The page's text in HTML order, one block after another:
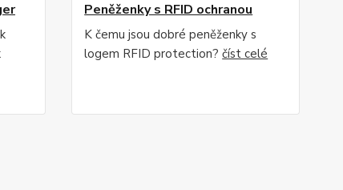
Peněženky s RFID ochranou
K čemu jsou dobré peněženky s
logem RFID protection?číst celé